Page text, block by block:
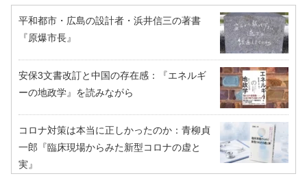
平和都市・広島の設計者・浜井信三の著書
『原爆市長』
安保3文書改訂と中国の存在感：『エネルギ
ーの地政学』を読みながら
コロナ対策は本当に正しかったのか：青柳貞
一郎『臨床現場からみた新型コロナの虚と
実』